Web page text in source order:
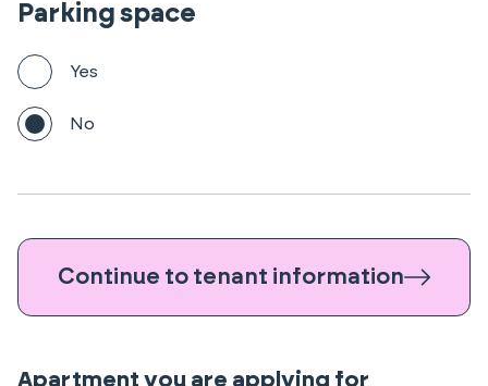
Parking space
Yes
No
Continue to tenant information
Apartment you are applying for